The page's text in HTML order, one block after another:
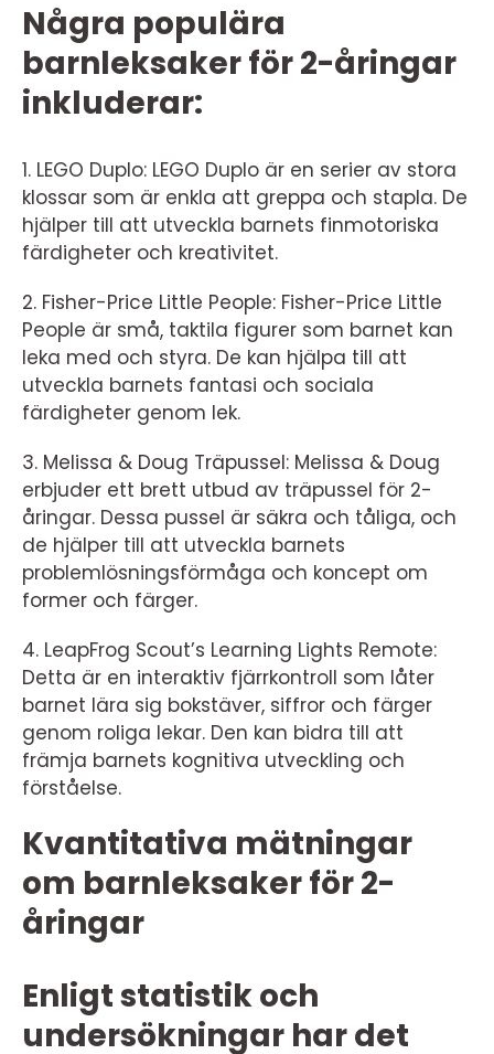
Några populära
barnleksaker för 2-åringar
inkluderar:
1. LEGO Duplo: LEGO Duplo är en serier av stora
klossar som är enkla att greppa och stapla. De
hjälper till att utveckla barnets finmotoriska
färdigheter och kreativitet.
2. Fisher-Price Little People: Fisher-Price Little
People är små, taktila figurer som barnet kan
leka med och styra. De kan hjälpa till att
utveckla barnets fantasi och sociala
färdigheter genom lek.
3. Melissa & Doug Träpussel: Melissa & Doug
erbjuder ett brett utbud av träpussel för 2-
åringar. Dessa pussel är säkra och tåliga, och
de hjälper till att utveckla barnets
problemlösningsförmåga och koncept om
former och färger.
4. LeapFrog Scout’s Learning Lights Remote:
Detta är en interaktiv fjärrkontroll som låter
barnet lära sig bokstäver, siffror och färger
genom roliga lekar. Den kan bidra till att
främja barnets kognitiva utveckling och
förståelse.
Kvantitativa mätningar
om barnleksaker för 2-
åringar
Enligt statistik och
undersökningar har det